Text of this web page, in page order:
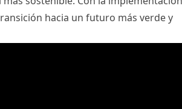
hacia un futuro más verde y